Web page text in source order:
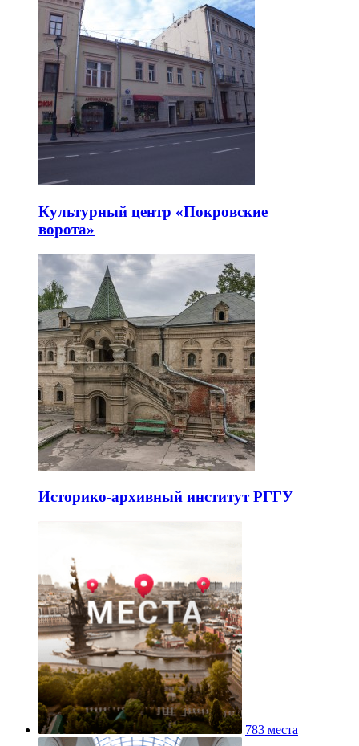
Культурный центр «Покровские
ворота»
Историко-архивный институт РГГУ
783 места